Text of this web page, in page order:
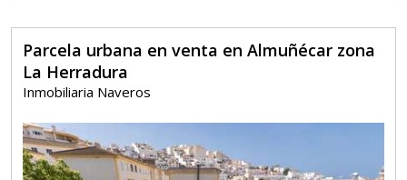
Parcela urbana en venta en Almuñécar zona
La Herradura
Inmobiliaria Naveros